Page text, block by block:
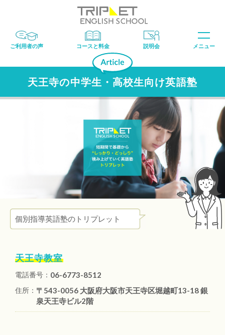
ご利用者の声 コースと料金 説明会 メニュー
天王寺の中学生・高校生向け英語塾
個別指導英語塾のトリプレット
天王寺教室
電話番号： 06-6773-8512
住所： 〒543-0056 大阪府大阪市天王寺区堀越町13-18 銀
泉天王寺ビル2階